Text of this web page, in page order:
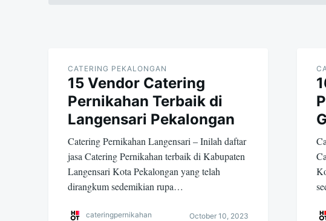
CATERING PEKALONGAN
15 Vendor Catering
Pernikahan Terbaik di
Langensari Pekalongan
Catering Pernikahan Langensari – Inilah daftar
jasa Catering Pernikahan terbaik di Kabupaten
Langensari Kota Pekalongan yang telah
dirangkum sedemikian rupa…
cateringpernikahan October 10, 2023